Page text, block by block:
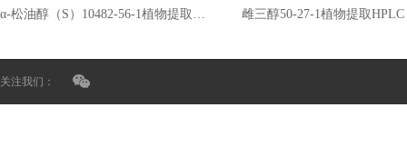
α-松油醇（S）10482-56-1植物提取HPLC 雌三醇50-27-1植物提取HPLC
关注我们：